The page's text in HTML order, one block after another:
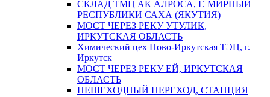
СКЛАД ТМЦ АК АЛРОСА, Г. МИРНЫЙ
РЕСПУБЛИКИ САХА (ЯКУТИЯ)
МОСТ ЧЕРЕЗ РЕКУ УТУЛИК,
ИРКУТСКАЯ ОБЛАСТЬ
Химический цех Ново-Иркутская ТЭЦ, г.
Иркутск
МОСТ ЧЕРЕЗ РЕКУ ЕЙ, ИРКУТСКАЯ
ОБЛАСТЬ
ПЕШЕХОДНЫЙ ПЕРЕХОД, СТАНЦИЯ